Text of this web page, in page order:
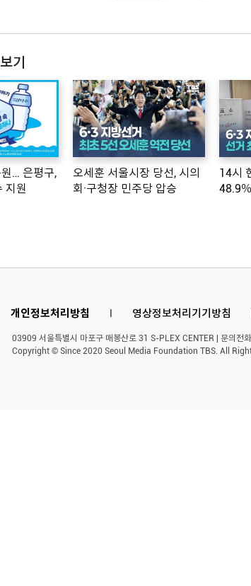
기
… 은평구,
지원
오세훈 서울시장 당선, 시의
회·구청장 민주당 압승
14시
48.9
개인정보처리방침 l 영상정보처리기기방침
03909 서울특별시 마포구 매봉산로 31 S-PLEX CENTER | 문의
Copyright © Since 2020 Seoul Media Foundation TBS. All